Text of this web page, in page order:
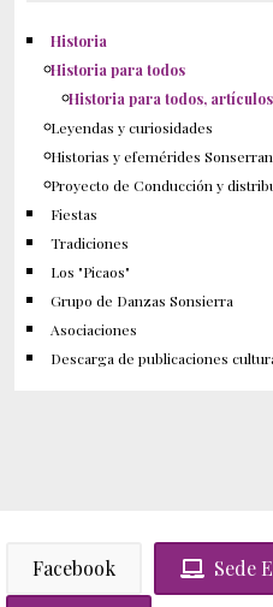
Historia
Historia para todos
Historia para todos,
Leyendas y curiosidades
Historias y efemérides
Proyecto de Conducción y
Fiestas
Tradiciones
Los "Picaos"
Grupo de Danzas Sonsierra
Asociaciones
Descarga de publicaciones
Facebook Sede